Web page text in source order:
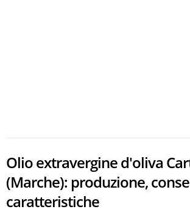
Olio extravergine d'oliva
(Marche): produzione,
caratteristiche